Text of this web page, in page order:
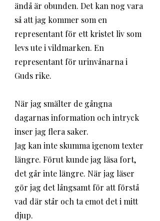
ändå är obunden. Det kan nog vara
så att jag kommer som en
representant för ett kristet liv som
levs ute i vildmarken. En
representant för urinvånarna i
Guds rike.
När jag smälter de gångna
dagarnas information och intryck
inser jag flera saker.
Jag kan inte skumma igenom texter
längre. Förut kunde jag läsa fort,
det går inte längre. När jag läser
gör jag det långsamt för att förstå
vad där står och ta emot det i mitt
djup.